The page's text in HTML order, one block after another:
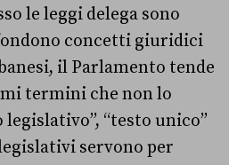
le leggi delega sono
concetti giuridici
il Parlamento tende
termini che non lo
legislativo”, “testo unico”
servono per